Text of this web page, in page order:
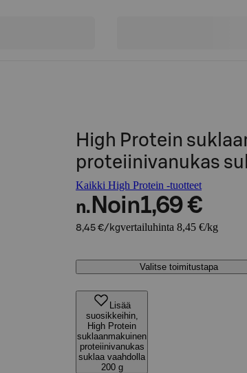
High Protein
proteiinivanukas
Kaikki High Protein -tuotteet
n. Noin1,69 €
8,45 €/kgvertailuhinta 8,45 €/kg
Valitse toimitustapa
Lisää
suosikkeihin,
High Protein
suklaanmakuinen
proteiinivanukas
suklaa vaahdolla
200 g